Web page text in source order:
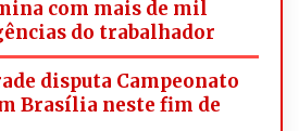
com mais de mil
do trabalhador
disputa Campeonato
Brasília neste fim de